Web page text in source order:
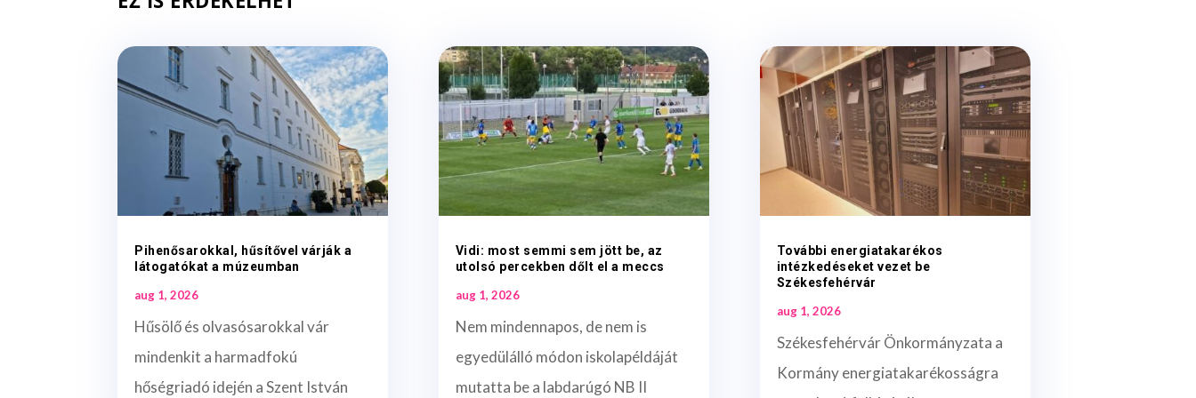
Pihenősarokkal, hűsítővel várják a
látogatókat a múzeumban
aug 1, 2026
Hűsölő és olvasósarokkal vár
mindenkit a harmadfokú
hőségriadó idején a Szent István
Vidi: most semmi sem jött be, az
utolsó percekben dőlt el a meccs
aug 1, 2026
Nem mindennapos, de nem is
egyedülálló módon iskolapéldáját
mutatta be a labdarúgó NB II
További energiatakarékos
intézkedéseket vezet be
Székesfehérvár
aug 1, 2026
Székesfehérvár Önkormányzata a
Kormány energiatakarékosságra